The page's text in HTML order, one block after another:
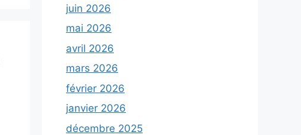
juin 2026
mai 2026
avril 2026
mars 2026
février 2026
janvier 2026
décembre 2025